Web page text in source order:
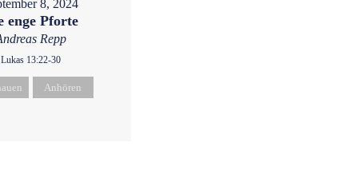
8, 2024
enge Pforte
Repp
Lukas 13:22-30
Anhören